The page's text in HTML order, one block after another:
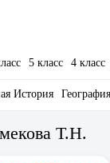
5 класс 4 класс
История География
Т.Н.